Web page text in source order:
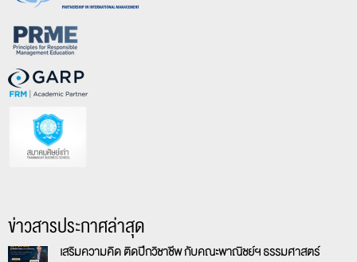
ข่าวสารประกาศล่าสุด
เสริมความคิด ติดปีกวิชาชีพ กับคณะพาณิชย์ฯ ธรรมศาสตร์